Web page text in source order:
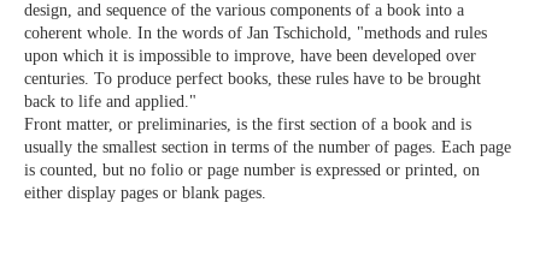
design, and sequence of the various components of a book into a
coherent whole. In the words of Jan Tschichold, "methods and rules
upon which it is impossible to improve, have been developed over
centuries. To produce perfect books, these rules have to be brought
back to life and applied."
Front matter, or preliminaries, is the first section of a book and is
usually the smallest section in terms of the number of pages. Each page
is counted, but no folio or page number is expressed or printed, on
either display pages or blank pages.